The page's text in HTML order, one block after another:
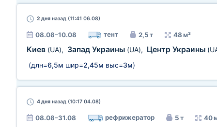
2 дня назад (11:41 06.08)
08.08–10.08 тент 2,5 т 48 м³
Киев (UA), Запад Украины (UA), Центр Украины
(длн=6,5м шир=2,45м выс=3м)
4 дня назад (10:17 04.08)
08.08–31.08 рефрижератор 5 т 40